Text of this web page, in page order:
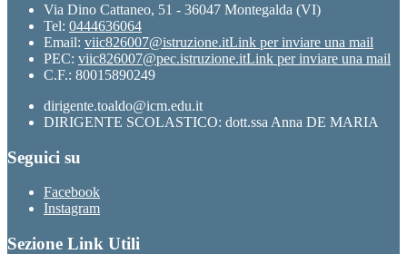
Via Dino Cattaneo, 51 - 36047 Montegalda (VI)
Tel: 0444636064
Email: viic826007@istruzione.itLink per inviare una mail
PEC: viic826007@pec.istruzione.itLink per inviare una mail
C.F.: 80015890249
dirigente.toaldo@icm.edu.it
DIRIGENTE SCOLASTICO: dott.ssa Anna DE MARIA
Seguici su
Facebook
Instagram
Sezione Link Utili